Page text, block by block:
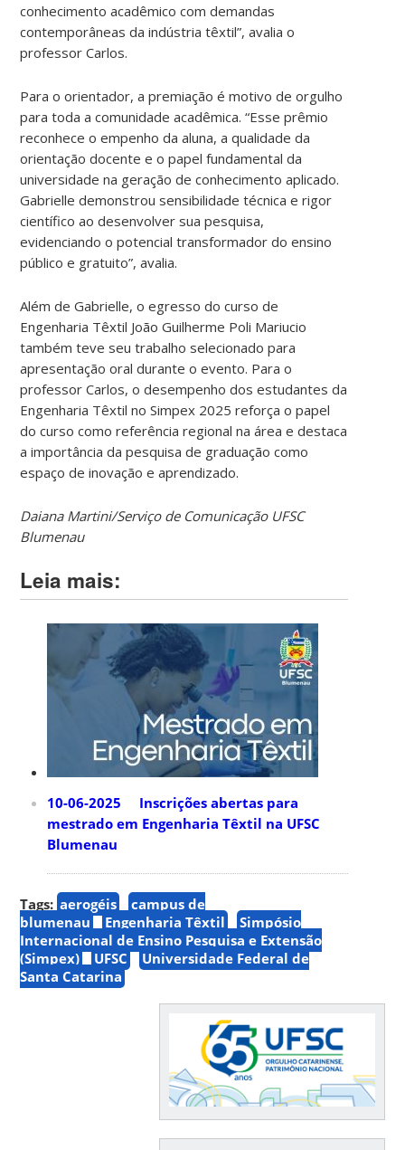
conhecimento acadêmico com demandas
contemporâneas da indústria têxtil”, avalia o
professor Carlos.
Para o orientador, a premiação é motivo de orgulho
para toda a comunidade acadêmica. “Esse prêmio
reconhece o empenho da aluna, a qualidade da
orientação docente e o papel fundamental da
universidade na geração de conhecimento aplicado.
Gabrielle demonstrou sensibilidade técnica e rigor
científico ao desenvolver sua pesquisa,
evidenciando o potencial transformador do ensino
público e gratuito”, avalia.
Além de Gabrielle, o egresso do curso de
Engenharia Têxtil João Guilherme Poli Mariucio
também teve seu trabalho selecionado para
apresentação oral durante o evento. Para o
professor Carlos, o desempenho dos estudantes da
Engenharia Têxtil no Simpex 2025 reforça o papel
do curso como referência regional na área e destaca
a importância da pesquisa de graduação como
espaço de inovação e aprendizado.
Daiana Martini/Serviço de Comunicação UFSC
Blumenau
Leia mais:
10-06-2025 Inscrições abertas para
mestrado em Engenharia Têxtil na UFSC
Blumenau
Tags: aerogéis
campus de
blumenau
Engenharia Têxtil
Simpósio
Internacional de Ensino Pesquisa e Extensão
(Simpex)
UFSC
Universidade Federal de
Santa Catarina